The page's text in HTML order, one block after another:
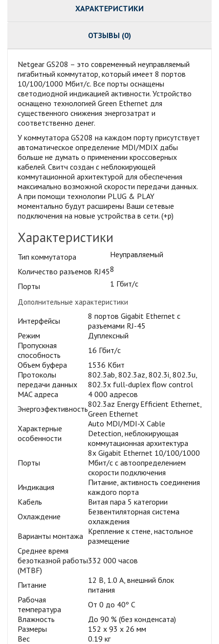
ХАРАКТЕРИСТИКИ
ОТЗЫВЫ (0)
Netgear GS208 – это современный неуправляемый
гигабитный коммутатор, который имеет 8 портов
10/100/1000 Мбит/с. Все порты оснащены
светодиодной индикацией активности. Устройство
оснащено технологией Green Ethernet для
существенного снижения энергозатрат и
соответственно денег.
У коммутатора GS208 на каждом порту присутствует
автоматическое определение MDI/MDIX дабы
больше не думать о применении кроссоверных
кабелей. Свитч создан с неблокирующей
коммутационной архитектурой для обеспечения
максимально возможной скорости передачи данных.
А при помощи технологии PLUG & PLAY
моментально будут расширены Ваши сетевые
подключения на новые устройства в сети. (+р)
Характеристики
Тип коммутатора
Неуправляемый
Количество разъемов RJ458
Порты
1 Гбит/c
Дополнительные характеристики
Интерфейсы
8 портов Gigabit Ethernet с
разъемами RJ-45
Режим
Дуплексный
Пропускная
способность
16 Гбит/с
Объем буфера
1536 Кбит
Протоколы
передачи данных
802.3ab, 802.3az, 802.3i, 802.3u,
802.3x full-duplex flow control
MAC адреса
4 000 адресов
Энергоэфективность802.3az Energy Efficient Ethernet,
Green Ethernet
Характерные
особенности
Auto MDI/MDI-X Cable
Detection, неблокирующая
коммутационная архитектура
Порты
8х Gigabit Ethernet 10/100/1000
Мбит/с с автоопределением
скорости подключения
Индикация
Питание, активность соединения
каждого порта
Кабель
Витая пара 5 категории
Охлаждение
Безвентиляторная система
охлаждения
Варианты монтажа Крепление к стене, настольное
размещение
Среднее время
безотказной работы
(MTBF)
332 000 часов
Питание
12 В, 1.0 A, внешний блок
питания
Рабочая
температура
От 0 до 40º C
Влажность
До 90 % (без конденсата)
Размеры
152 x 93 x 26 мм
Вес
0.19 кг